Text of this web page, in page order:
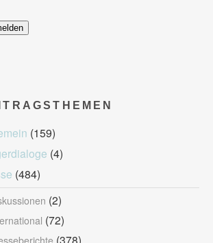
(159)
(4)
(484)
(2)
(72)
(378)